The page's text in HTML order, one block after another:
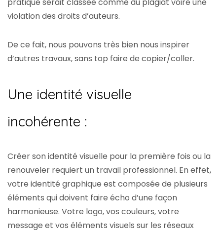
pratique serait classée comme du plagiat voire une
violation des droits d’auteurs.
De ce fait, nous pouvons très bien nous inspirer
d’autres travaux, sans top faire de copier/coller.
Une identité visuelle
incohérente :
Créer son identité visuelle pour la première fois ou la
renouveler requiert un travail professionnel. En effet,
votre identité graphique est composée de plusieurs
éléments qui doivent faire écho d’une façon
harmonieuse. Votre logo, vos couleurs, votre
message et vos éléments visuels sur les réseaux